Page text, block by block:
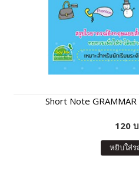
Short Note
120
หยิบใส่ร